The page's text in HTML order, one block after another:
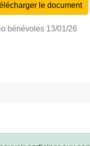
le document
bénévoles 13/01/26